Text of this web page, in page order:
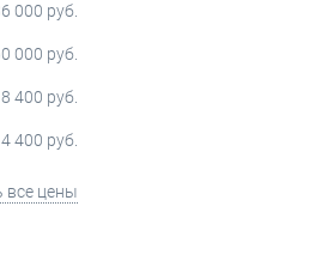
000 руб.
000 руб.
8 400 руб.
400 руб.
все цены